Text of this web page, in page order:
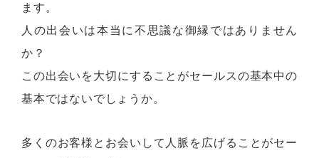
ます。
人の出会いは本当に不思議な御縁ではありません
か？
この出会いを大切にすることがセールスの基本中の
基本ではないでしょうか。
多くのお客様とお会いして人脈を広げることがセー